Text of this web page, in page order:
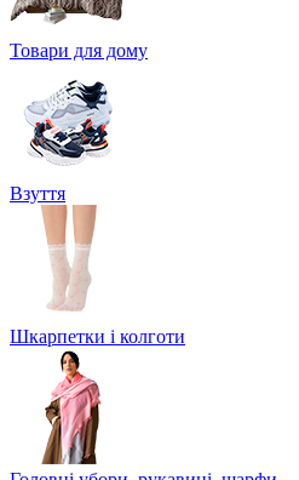
Товари для дому
Взуття
Шкарпетки і колготи